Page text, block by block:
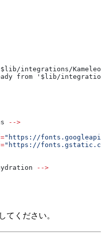
integrations/
from '$lib/
-->
="https://
="https://
-->
てください。